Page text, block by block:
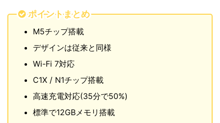
ポイントまとめ
M5チップ搭載
デザインは従来と同様
Wi-Fi 7対応
C1X / N1チップ搭載
高速充電対応(35分で50%)
標準で12GBメモリ搭載